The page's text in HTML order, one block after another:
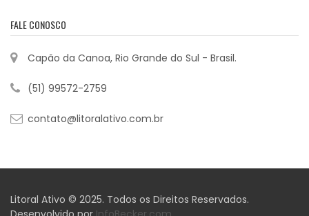
FALE CONOSCO
Capão da Canoa, Rio Grande do Sul - Brasil.
(51) 99572-2759
contato@litoralativo.com.br
Litoral Ativo © 2025. Todos os Direitos Reservados.